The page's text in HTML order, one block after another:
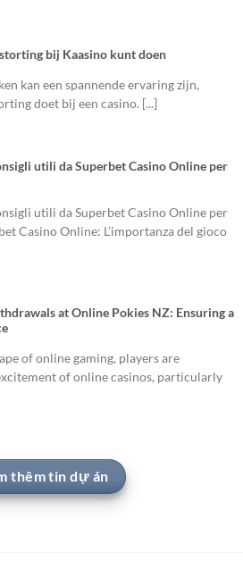
bij Kaasino kunt doen
kan een spannende ervaring zijn,
doet bij een casino. [...]
utili da Superbet Casino Online per
utili da Superbet Casino Online per
Casino Online: L’importanza del gioco
at Online Pokies NZ: Ensuring a
of online gaming, players are
of online casinos, particularly
thêm tin dự án